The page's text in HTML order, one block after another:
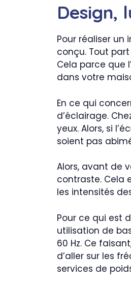
Design,
Pour réaliser
conçu. Tout
Cela parce que
dans votre
En ce qui
d’éclairage.
yeux. Alors, si
soient pas
Alors, avant de
contraste. Cela
les intensités
Pour ce qui est
utilisation de
60 Hz. Ce
d’aller sur les
services de